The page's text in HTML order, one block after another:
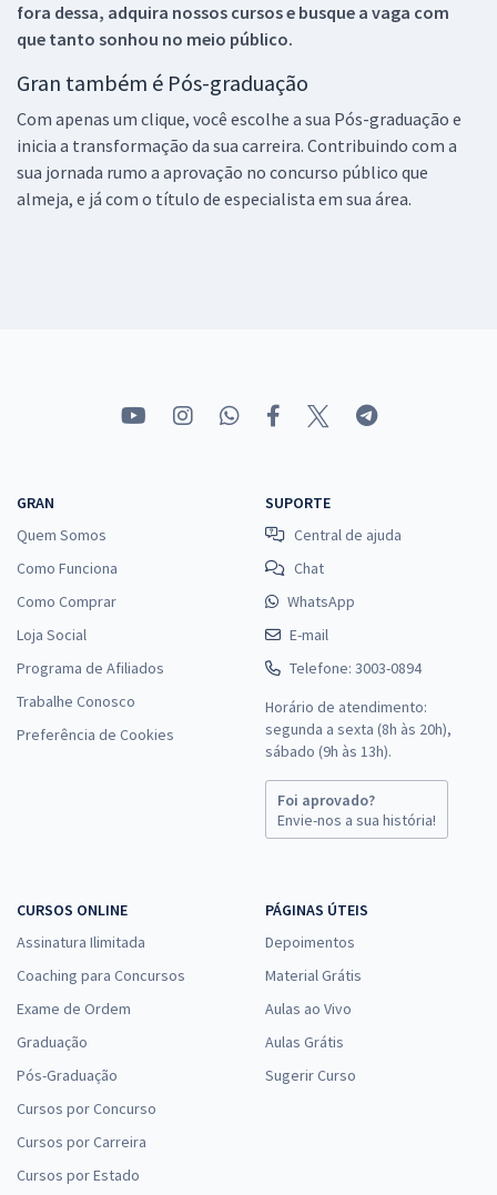
fora dessa, adquira nossos cursos e busque a vaga com
que tanto sonhou no meio público.
Gran também é Pós-graduação
Com apenas um clique, você escolhe a sua Pós-graduação e
inicia a transformação da sua carreira. Contribuindo com a
sua jornada rumo a aprovação no concurso público que
almeja, e já com o título de especialista em sua área.
GRAN
Quem Somos
Como Funciona
Como Comprar
Loja Social
Programa de Afiliados
Trabalhe Conosco
Preferência de Cookies
SUPORTE
Central de ajuda
Chat
WhatsApp
E-mail
Telefone: 3003-0894
Horário de atendimento:
segunda a sexta (8h às 20h),
sábado (9h às 13h).
Foi aprovado?
Envie-nos a sua história!
CURSOS ONLINE
Assinatura Ilimitada
Coaching para Concursos
Exame de Ordem
Graduação
Pós-Graduação
Cursos por Concurso
Cursos por Carreira
Cursos por Estado
PÁGINAS ÚTEIS
Depoimentos
Material Grátis
Aulas ao Vivo
Aulas Grátis
Sugerir Curso